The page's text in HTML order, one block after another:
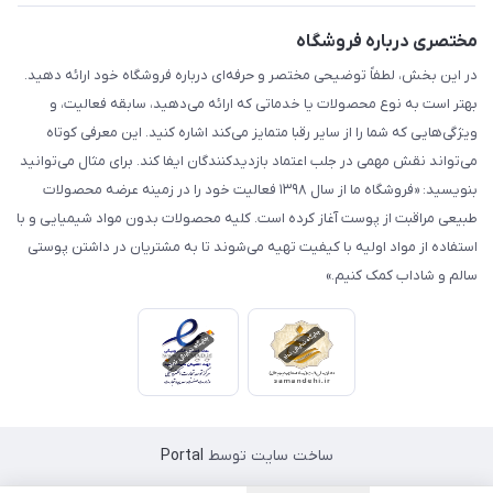
مختصری درباره فروشگاه
در این بخش، لطفاً توضیحی مختصر و حرفه‌ای درباره فروشگاه خود ارائه دهید.
بهتر است به نوع محصولات یا خدماتی که ارائه می‌دهید، سابقه فعالیت، و
ویژگی‌هایی که شما را از سایر رقبا متمایز می‌کند اشاره کنید. این معرفی کوتاه
می‌تواند نقش مهمی در جلب اعتماد بازدیدکنندگان ایفا کند. برای مثال می‌توانید
بنویسید: «فروشگاه ما از سال ۱۳۹۸ فعالیت خود را در زمینه عرضه محصولات
طبیعی مراقبت از پوست آغاز کرده است. کلیه محصولات بدون مواد شیمیایی و با
استفاده از مواد اولیه با کیفیت تهیه می‌شوند تا به مشتریان در داشتن پوستی
سالم و شاداب کمک کنیم.»
ساخت سایت توسط Portal